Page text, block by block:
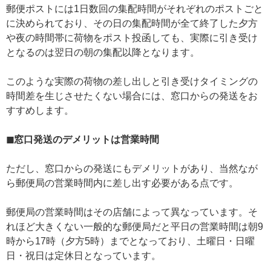
郵便ポストには1日数回の集配時間がそれぞれのポストごと
に決められており、その日の集配時間が全て終了した夕方
や夜の時間帯に荷物をポスト投函しても、実際に引き受け
となるのは翌日の朝の集配以降となります。
このような実際の荷物の差し出しと引き受けタイミングの
時間差を生じさせたくない場合には、窓口からの発送をお
すすめします。
◼窓口発送のデメリットは営業時間
ただし、窓口からの発送にもデメリットがあり、当然なが
ら郵便局の営業時間内に差し出す必要がある点です。
郵便局の営業時間はその店舗によって異なっています。そ
れほど大きくない一般的な郵便局だと平日の営業時間は朝9
時から17時（夕方5時）までとなっており、土曜日・日曜
日・祝日は定休日となっています。